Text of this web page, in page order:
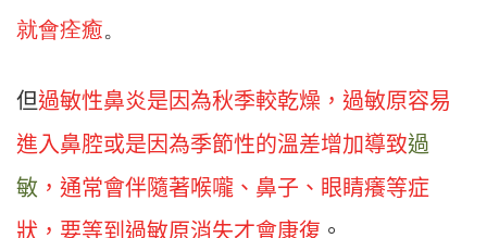
就會痊癒。
但過敏性鼻炎是因為秋季較乾燥，過敏原容易
進入鼻腔或是因為季節性的溫差增加導致過
敏 ，通常會伴隨著喉嚨、鼻子、眼睛癢等症
狀，要等到過敏原消失才會康復 。